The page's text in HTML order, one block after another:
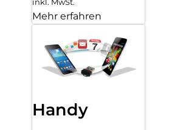
Mehr erfahren
Handy